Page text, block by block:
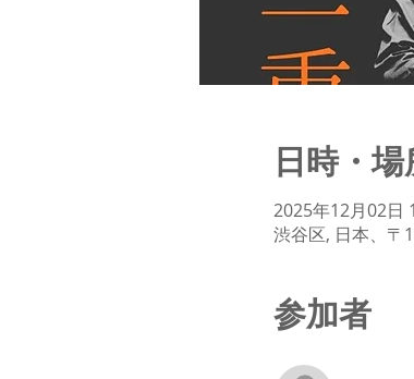
日時・場
2025年12月02日
渋谷区, 日本、〒
参加者